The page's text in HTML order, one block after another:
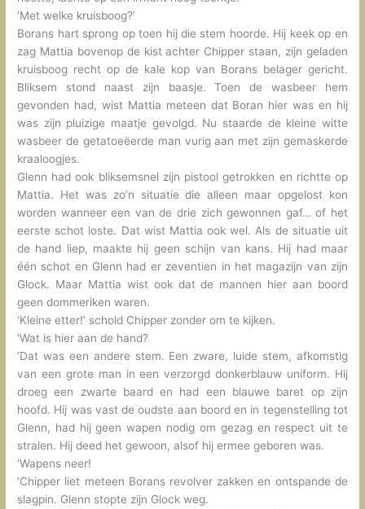
‘Met welke kruisboog?’
Borans hart sprong op toen hij die stem hoorde. Hij keek op en
zag Mattia bovenop de kist achter Chipper staan, zijn geladen
kruisboog recht op de kale kop van Borans belager gericht.
Bliksem stond naast zijn baasje. Toen de wasbeer hem
gevonden had, wist Mattia meteen dat Boran hier was en hij
was zijn pluizige maatje gevolgd. Nu staarde de kleine witte
wasbeer de getatoeëerde man vurig aan met zijn gemaskerde
kraaloogjes.
Glenn had ook bliksemsnel zijn pistool getrokken en richtte op
Mattia. Het was zo’n situatie die alleen maar opgelost kon
worden wanneer een van de drie zich gewonnen gaf… of het
eerste schot loste. Dat wist Mattia ook wel. Als de situatie uit
de hand liep, maakte hij geen schijn van kans. Hij had maar
één schot en Glenn had er zeventien in het magazijn van zijn
Glock. Maar Mattia wist ook dat de mannen hier aan boord
geen dommeriken waren.
‘Kleine etter!’ schold Chipper zonder om te kijken.
‘Wat is hier aan de hand?
’Dat was een andere stem. Een zware, luide stem, afkomstig
van een grote man in een verzorgd donkerblauw uniform. Hij
droeg een zwarte baard en had een blauwe baret op zijn
hoofd. Hij was vast de oudste aan boord en in tegenstelling tot
Glenn, had hij geen wapen nodig om gezag en respect uit te
stralen. Hij deed het gewoon, alsof hij ermee geboren was.
‘Wapens neer!
’Chipper liet meteen Borans revolver zakken en ontspande de
slagpin. Glenn stopte zijn Glock weg.